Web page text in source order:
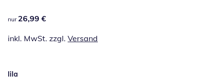
26,99 €
nur 26,99 €
inkl. MwSt. zzgl. Versand
lila